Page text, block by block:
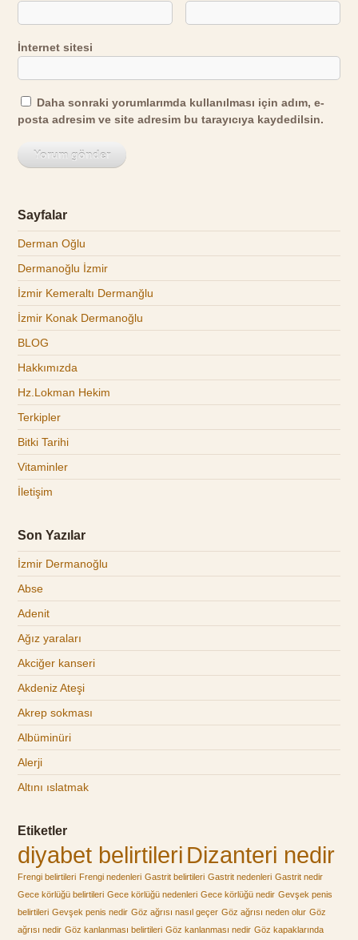
İnternet sitesi
Daha sonraki yorumlarımda kullanılması için adım, e-
posta adresim ve site adresim bu tarayıcıya kaydedilsin.
Sayfalar
Derman Oğlu
Dermanoğlu İzmir
İzmir Kemeraltı Dermanğlu
İzmir Konak Dermanoğlu
BLOG
Hakkımızda
Hz.Lokman Hekim
Terkipler
Bitki Tarihi
Vitaminler
İletişim
Son Yazılar
İzmir Dermanoğlu
Abse
Adenit
Ağız yaraları
Akciğer kanseri
Akdeniz Ateşi
Akrep sokması
Albüminüri
Alerji
Altını ıslatmak
Etiketler
diyabet belirtileri Dizanteri nedir
Frengi belirtileri Frengi nedenleri Gastrit belirtileri Gastrit nedenleri Gastrit nedir
Gece körlüğü belirtileri Gece körlüğü nedenleri Gece körlüğü nedir Gevşek penis
belirtileri Gevşek penis nedir Göz ağrısı nasıl geçer Göz ağrısı neden olur Göz
ağrısı nedir Göz kanlanması belirtileri Göz kanlanması nedir Göz kapaklarında